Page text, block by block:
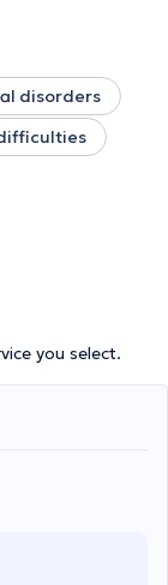
British
– Level 7).
the use of the
In clinical
working with both
a variety of
on anxiety
facilities with
disorders,
training,
make him a
health.
disorders
you select.